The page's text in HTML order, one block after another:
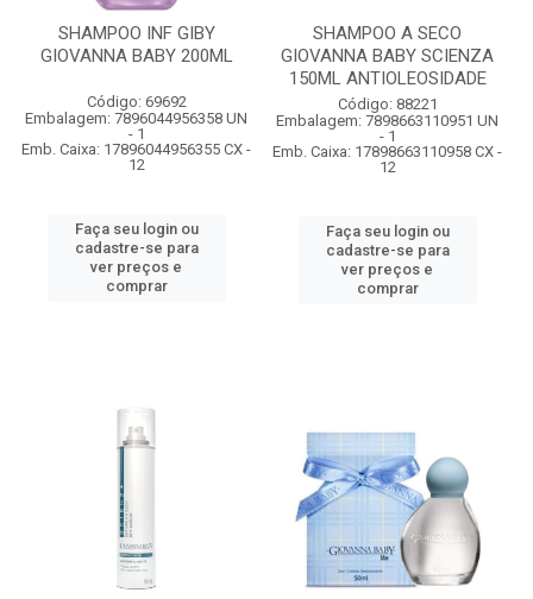
SHAMPOO INF GIBY
GIOVANNA BABY 200ML
Código: 69692
Embalagem: 7896044956358 UN
- 1
Emb. Caixa: 17896044956355 CX -
12
Faça seu login ou
cadastre-se para
ver preços e
comprar
SHAMPOO A SECO
GIOVANNA BABY SCIENZA
150ML ANTIOLEOSIDADE
Código: 88221
Embalagem: 7898663110951 UN
- 1
Emb. Caixa: 17898663110958 CX -
12
Faça seu login ou
cadastre-se para
ver preços e
comprar